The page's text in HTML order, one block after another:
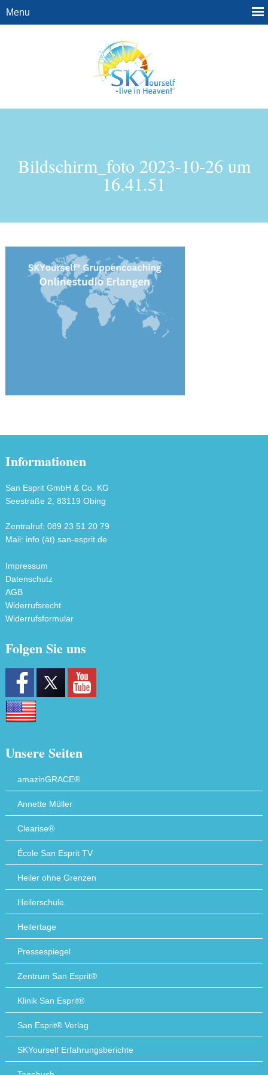
Bildschirm_foto 2023-10-26 um
16.41.51
Informationen
San Esprit GmbH & Co. KG
Seestraße 2, 83119 Obing
Zentralruf: 089 23 51 20 79
Mail: info (ät) san-esprit.de
Impressum
Datenschutz
AGB
Widerrufsrecht
Widerrufsformular
Folgen Sie uns
Unsere Seiten
amazinGRACE®
Annette Müller
Clearise®
École San Esprit TV
Heiler ohne Grenzen
Heilerschule
Heilertage
Pressespiegel
Zentrum San Esprit®
Klinik San Esprit®
San Esprit® Verlag
SKYourself Erfahrungsberichte